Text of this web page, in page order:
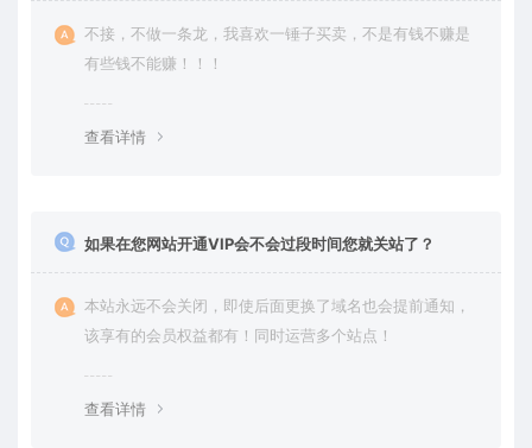
不接，不做一条龙，我喜欢一锤子买卖，不是有钱不赚是
有些钱不能赚！！！
查看详情
如果在您网站开通VIP会不会过段时间您就关站了？
本站永远不会关闭，即使后面更换了域名也会提前通知，
该享有的会员权益都有！同时运营多个站点！
查看详情